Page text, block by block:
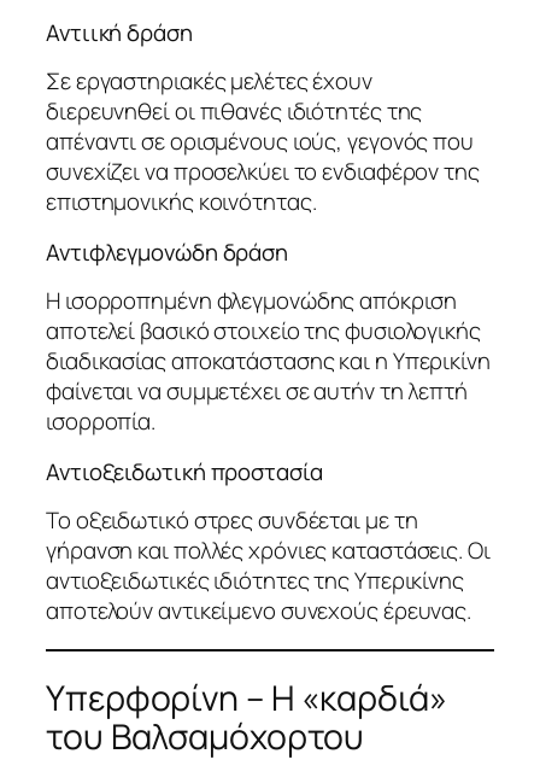
Αντιική δράση
Σε εργαστηριακές μελέτες έχουν
διερευνηθεί οι πιθανές ιδιότητές της
απέναντι σε ορισμένους ιούς, γεγονός που
συνεχίζει να προσελκύει το ενδιαφέρον της
επιστημονικής κοινότητας.
Αντιφλεγμονώδη δράση
Η ισορροπημένη φλεγμονώδης απόκριση
αποτελεί βασικό στοιχείο της φυσιολογικής
διαδικασίας αποκατάστασης και η Υπερικίνη
φαίνεται να συμμετέχει σε αυτήν τη λεπτή
ισορροπία.
Αντιοξειδωτική προστασία
Το οξειδωτικό στρες συνδέεται με τη
γήρανση και πολλές χρόνιες καταστάσεις. Οι
αντιοξειδωτικές ιδιότητες της Υπερικίνης
αποτελούν αντικείμενο συνεχούς έρευνας.
Υπερφορίνη – Η «καρδιά»
του Βαλσαμόχορτου